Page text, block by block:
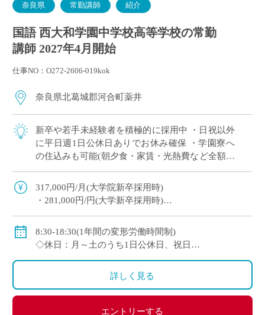
奈良県 常勤講師 紹介
国語 西大和学園中学校高等学校の常勤
講師 2027年4月開始
仕事NO：O272-2606-019kok
奈良県北葛城郡河合町薬井
新卒や若手未経験者を積極的に採用中 ・日祝以外
に平日週1日公休日ありでお休み確保 ・学園寮へ
の住込みも可能(朝夕食・家賃・光熱費など全額学
活的な自立を全面的にバックアップ ・ […]
317,000円/月(大学院新卒採用時)
・281,000円/円(大学新卒採用時)
◇手当：各種有
・通勤手当：上限50,000円)
・住居手当：賃貸の場合は上限27,000円)
・その他、扶養等の諸手当が条件に応じて支給あり
◇保険：私学共済、雇用保険など
8:30-18:30(1年間の変形労働時間制)
◇休日：月～土のうち1日公休日、祝日
詳しく見る
エントリーする